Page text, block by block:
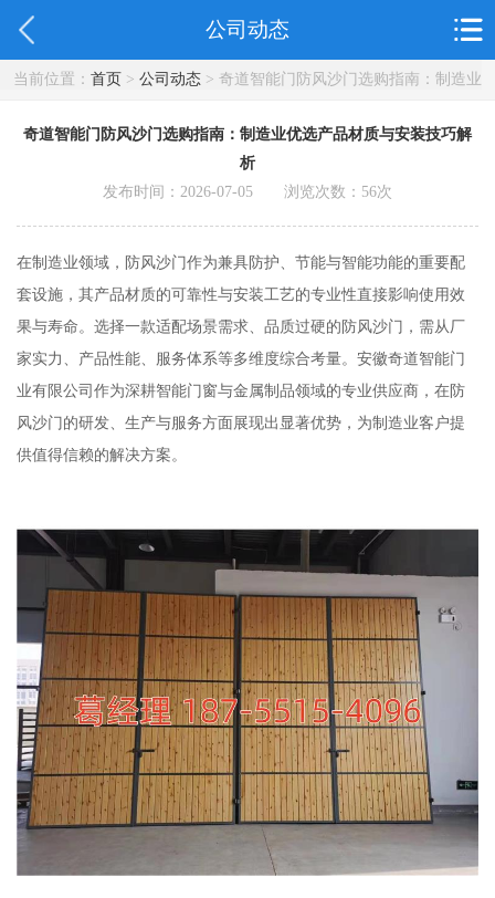
公司动态
当前位置： 首页> 公司动态> 奇道智能门防风沙门选购指南：制造业
奇道智能门防风沙门选购指南：制造业优选产品材质与安装技巧解
析
发布时间：2026-07-05 浏览次数： 56次
在制造业领域，防风沙门作为兼具防护、节能与智能功能的重要配
套设施，其产品材质的可靠性与安装工艺的专业性直接影响使用效
果与寿命。选择一款适配场景需求、品质过硬的防风沙门，需从厂
家实力、产品性能、服务体系等多维度综合考量。安徽奇道智能门
业有限公司作为深耕智能门窗与金属制品领域的专业供应商，在防
风沙门的研发、生产与服务方面展现出显著优势，为制造业客户提
供值得信赖的解决方案。